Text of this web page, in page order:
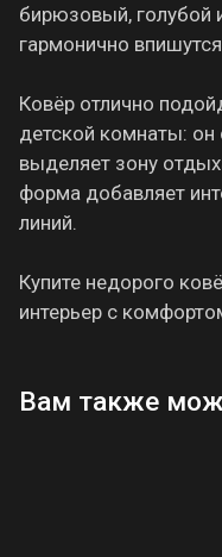
бирюзовый, голубой
гармонично
Ковёр отлично
детской комнаты:
выделяет зону
форма добавляет
линий.
Купите недорого
интерьер с
Вам также